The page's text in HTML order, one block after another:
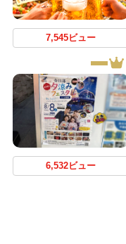
7,545ビュー
6,532ビュー